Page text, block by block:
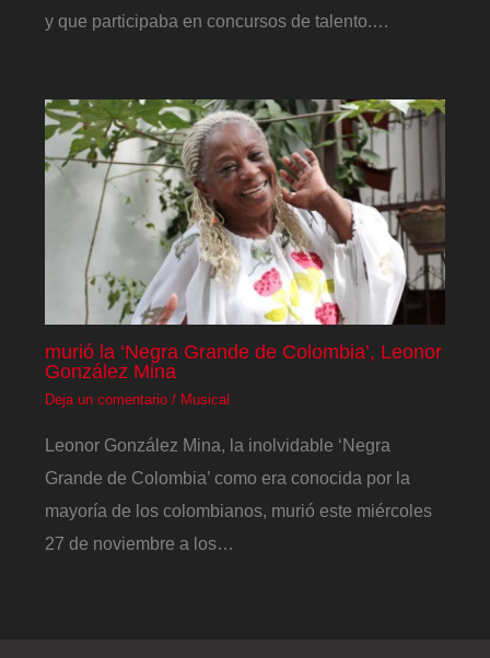
y que participaba en concursos de talento.…
murió la ‘Negra Grande de Colombia’, Leonor
González Mina
Deja un comentario / Musical
Leonor González Mina, la inolvidable ‘Negra
Grande de Colombia’ como era conocida por la
mayoría de los colombianos, murió este miércoles
27 de noviembre a los…